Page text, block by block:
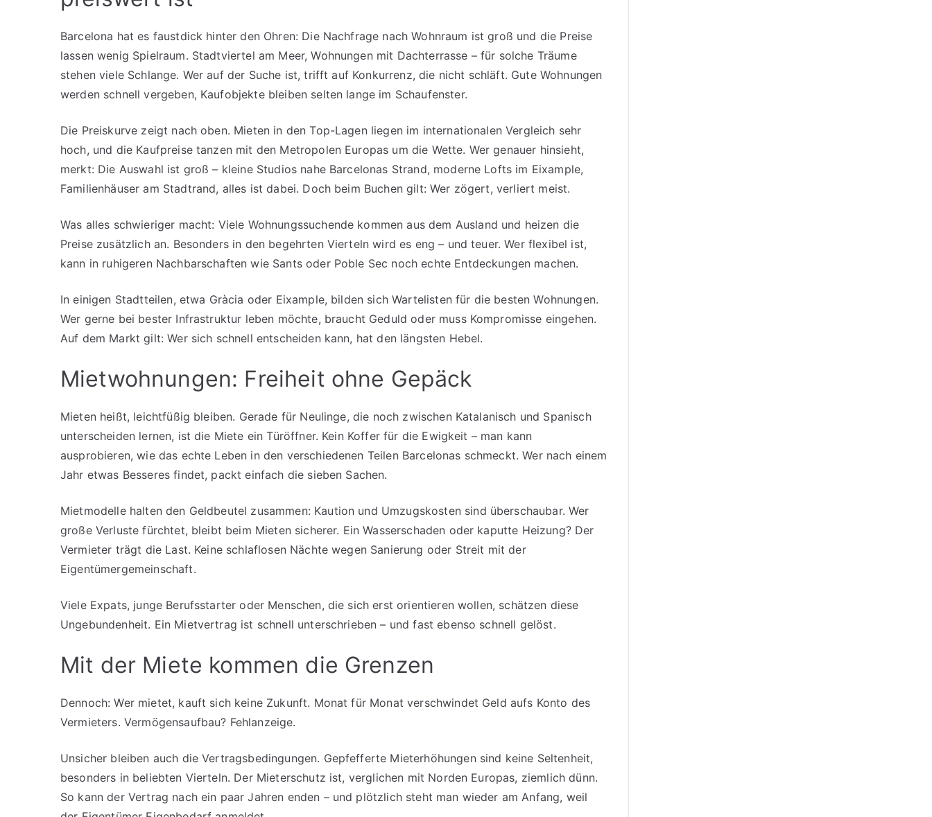
Barcelona hat es faustdick hinter den Ohren: Die Nachfrage nach Wohnraum ist groß und die Preise
lassen wenig Spielraum. Stadtviertel am Meer, Wohnungen mit Dachterrasse – für solche Träume
stehen viele Schlange. Wer auf der Suche ist, trifft auf Konkurrenz, die nicht schläft. Gute Wohnungen
werden schnell vergeben, Kaufobjekte bleiben selten lange im Schaufenster.
Die Preiskurve zeigt nach oben. Mieten in den Top-Lagen liegen im internationalen Vergleich sehr
hoch, und die Kaufpreise tanzen mit den Metropolen Europas um die Wette. Wer genauer hinsieht,
merkt: Die Auswahl ist groß – kleine Studios nahe Barcelonas Strand, moderne Lofts im Eixample,
Familienhäuser am Stadtrand, alles ist dabei. Doch beim Buchen gilt: Wer zögert, verliert meist.
Was alles schwieriger macht: Viele Wohnungssuchende kommen aus dem Ausland und heizen die
Preise zusätzlich an. Besonders in den begehrten Vierteln wird es eng – und teuer. Wer flexibel ist,
kann in ruhigeren Nachbarschaften wie Sants oder Poble Sec noch echte Entdeckungen machen.
In einigen Stadtteilen, etwa Gràcia oder Eixample, bilden sich Wartelisten für die besten Wohnungen.
Wer gerne bei bester Infrastruktur leben möchte, braucht Geduld oder muss Kompromisse eingehen.
Auf dem Markt gilt: Wer sich schnell entscheiden kann, hat den längsten Hebel.
Mietwohnungen: Freiheit ohne Gepäck
Mieten heißt, leichtfüßig bleiben. Gerade für Neulinge, die noch zwischen Katalanisch und Spanisch
unterscheiden lernen, ist die Miete ein Türöffner. Kein Koffer für die Ewigkeit – man kann
ausprobieren, wie das echte Leben in den verschiedenen Teilen Barcelonas schmeckt. Wer nach einem
Jahr etwas Besseres findet, packt einfach die sieben Sachen.
Mietmodelle halten den Geldbeutel zusammen: Kaution und Umzugskosten sind überschaubar. Wer
große Verluste fürchtet, bleibt beim Mieten sicherer. Ein Wasserschaden oder kaputte Heizung? Der
Vermieter trägt die Last. Keine schlaflosen Nächte wegen Sanierung oder Streit mit der
Eigentümergemeinschaft.
Viele Expats, junge Berufsstarter oder Menschen, die sich erst orientieren wollen, schätzen diese
Ungebundenheit. Ein Mietvertrag ist schnell unterschrieben – und fast ebenso schnell gelöst.
Mit der Miete kommen die Grenzen
Dennoch: Wer mietet, kauft sich keine Zukunft. Monat für Monat verschwindet Geld aufs Konto des
Vermieters. Vermögensaufbau? Fehlanzeige.
Unsicher bleiben auch die Vertragsbedingungen. Gepfefferte Mieterhöhungen sind keine Seltenheit,
besonders in beliebten Vierteln. Der Mieterschutz ist, verglichen mit Norden Europas, ziemlich dünn.
So kann der Vertrag nach ein paar Jahren enden – und plötzlich steht man wieder am Anfang, weil